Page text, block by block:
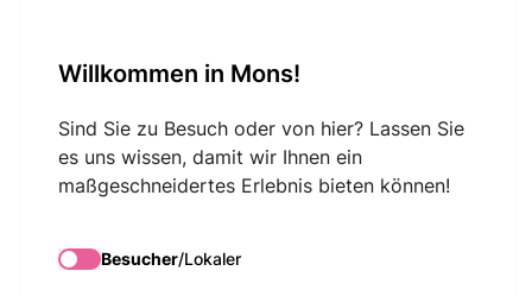
Willkommen in Mons!
Sind Sie zu Besuch oder von hier? Lassen Sie
es uns wissen, damit wir Ihnen ein
maßgeschneidertes Erlebnis bieten können!
Besucher/Lokaler
La Marmite de
Simone